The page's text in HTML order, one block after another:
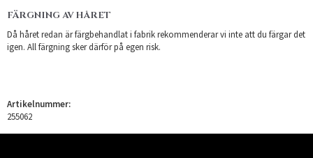
FÄRGNING AV HÅRET
Då håret redan är färgbehandlat i fabrik rekommenderar vi inte att du färgar det
igen. All färgning sker därför på egen risk.
Artikelnummer:
255062